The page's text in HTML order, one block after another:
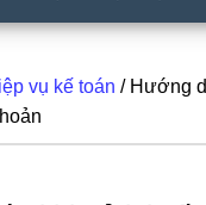
vụ kế toán /Hướng